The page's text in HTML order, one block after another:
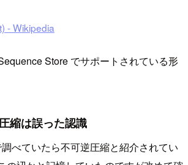
- Wikipedia
Store でサポートされている形
縮は誤った認識
べていたら不可逆圧縮と紹介されてい